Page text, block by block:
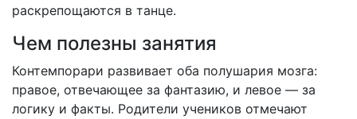
раскрепощаются в танце.
Чем полезны занятия
Контемпорари развивает оба полушария мозга:
правое, отвечающее за фантазию, и левое — за
логику и факты. Родители учеников отмечают